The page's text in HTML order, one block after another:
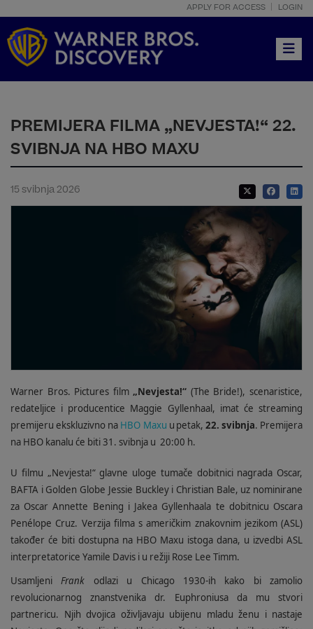
APPLY FOR ACCESS LOGIN
PREMIJERA FILMA „NEVJESTA!“ 22.
SVIBNJA NA HBO MAXU
15 svibnja 2026
Warner Bros. Pictures film„Nevjesta!“ (The Bride!), scenaristice,
redateljice i producentice Maggie Gyllenhaal, imat će streaming
premijeru ekskluzivno na HBO Maxu u petak, 22. svibnja. Premijera
na HBO kanalu će biti 31. svibnja u 20:00 h.
U filmu „Nevjesta!“ glavne uloge tumače dobitnici nagrada Oscar,
BAFTA i Golden Globe Jessie Buckley i Christian Bale, uz nominirane
za Oscar Annette Bening i Jakea Gyllenhaala te dobitnicu Oscara
Penélope Cruz. Verzija filma s američkim znakovnim jezikom (ASL)
također će biti dostupna na HBO Maxu istoga dana, u izvedbi ASL
interpretatorice Yamile Davis i u režiji Rose Lee Timm.
UsamljeniFrank odlazi u Chicago 1930-ih kako bi zamolio
revolucionarnog znanstvenika dr. Euphroniusa da mu stvori
partnericu. Njih dvojica oživljavaju ubijenu mladu ženu i nastaje